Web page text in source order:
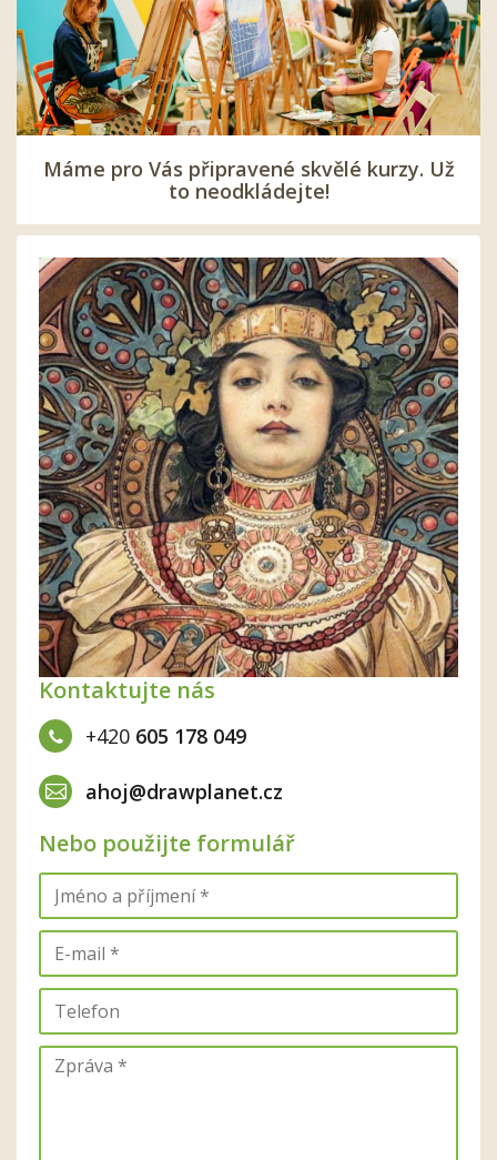
Máme pro Vás připravené skvělé kurzy. Už
to neodkládejte!
Kontaktujte nás
+420 605 178 049
ahoj@drawplanet.cz
Nebo použijte formulář